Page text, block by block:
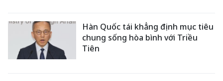
Hàn Quốc tái khẳng định mục tiêu
chung sống hòa bình với Triều
Tiên